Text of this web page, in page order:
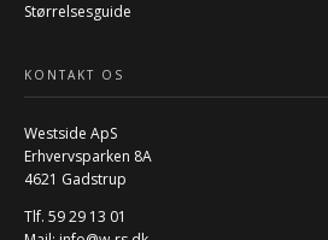
Størrelsesguide
KONTAKT OS
Westside ApS
Erhvervsparken 8A
4621 Gadstrup
Tlf. 59 29 13 01